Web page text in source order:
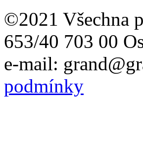
©2021 Všechna
653/40 703 00
e-mail:
podmínky